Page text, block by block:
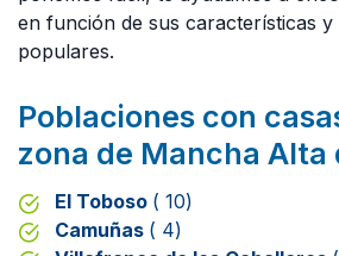
en función de sus características y
populares.
Poblaciones con
zona de Mancha Alta
El Toboso ( 10)
Camuñas ( 4)